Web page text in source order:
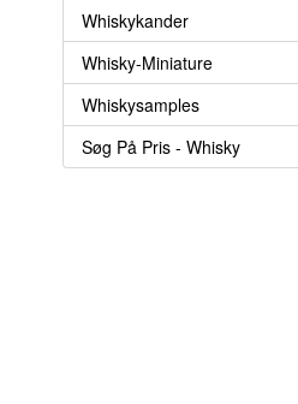
Whiskykander
Whisky-Miniature
Whiskysamples
Søg På Pris - Whisky